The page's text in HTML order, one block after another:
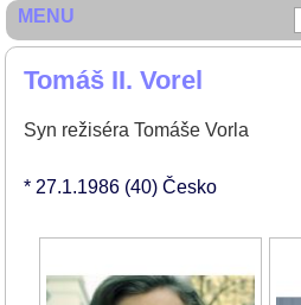
Tomáš II. Vorel
Syn režiséra Tomáše Vorla
* 27.1.1986 (40) Česko
MENU